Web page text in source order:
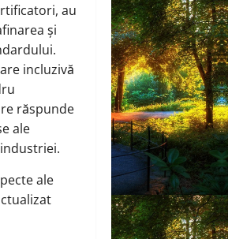
au
și
incluzivă
răspunde
ale
ale